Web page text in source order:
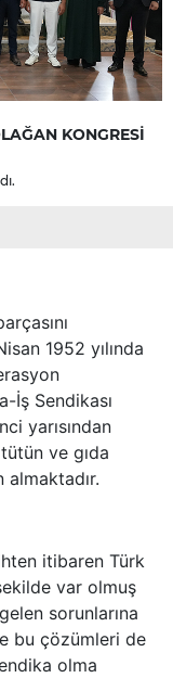
KONGRESİ
1952 yılında
İş Sendikası
yarısından
ve gıda
itibaren Türk
var olmuş
sorunlarına
bu çözümleri de
olma